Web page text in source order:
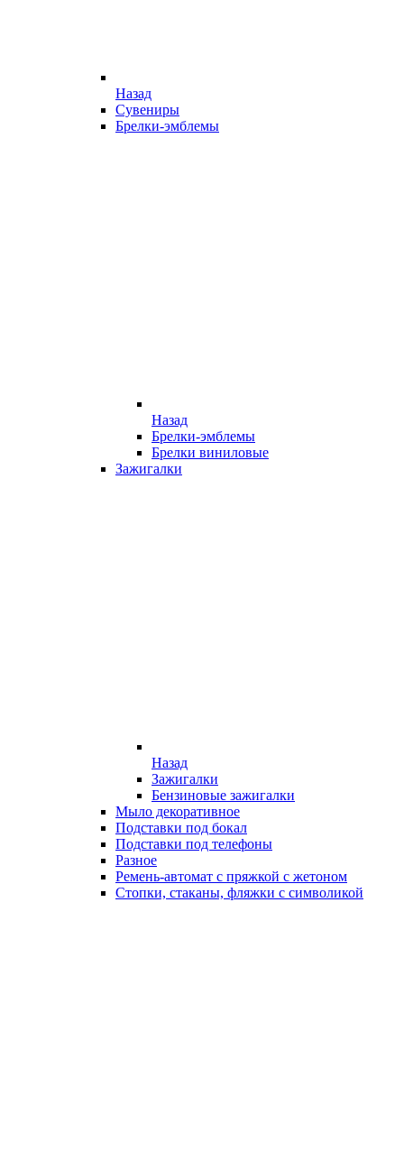
Назад
Сувениры
Брелки-эмблемы
Назад
Брелки-эмблемы
Брелки виниловые
Зажигалки
Назад
Зажигалки
Бензиновые зажигалки
Мыло декоративное
Подставки под бокал
Подставки под телефоны
Разное
Ремень-автомат с пряжкой с жетоном
Стопки, стаканы, фляжки с символикой